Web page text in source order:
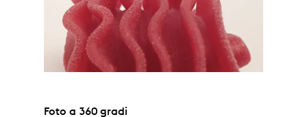
Foto a 360 gradi